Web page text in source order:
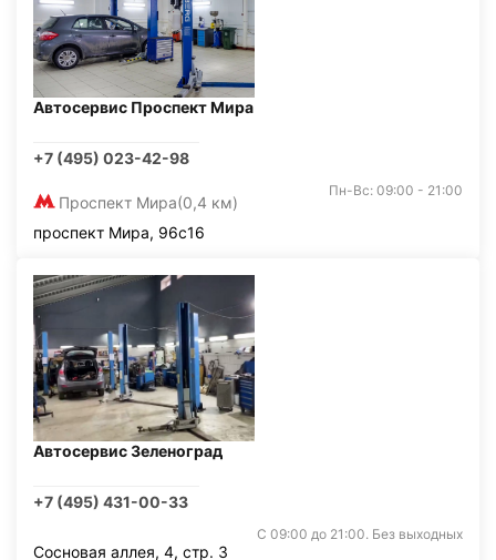
Автосервис Проспект Мира
+7 (495) 023-42-98
Проспект Мира(0,4 км)
Пн-Вс: 09:00 - 21:00
проспект Мира, 96с16
Автосервис Зеленоград
+7 (495) 431-00-33
С 09:00 до 21:00. Без выходных
Сосновая аллея, 4, стр. 3